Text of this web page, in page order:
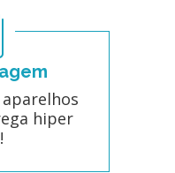
hiper